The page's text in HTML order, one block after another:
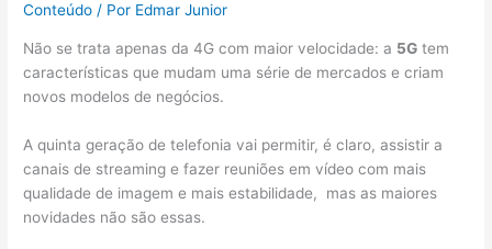
Conteúdo / Por Edmar Junior
Não se trata apenas da 4G com maior velocidade: a 5G tem
características que mudam uma série de mercados e criam
novos modelos de negócios.
A quinta geração de telefonia vai permitir, é claro, assistir a
canais de streaming e fazer reuniões em vídeo com mais
qualidade de imagem e mais estabilidade, mas as maiores
novidades não são essas.